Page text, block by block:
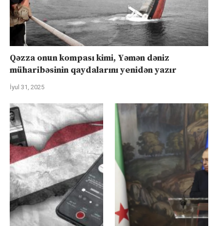
Qəzza onun kompası kimi, Yəmən dəniz
müharibəsinin qaydalarını yenidən yazır
İyul 31, 2025